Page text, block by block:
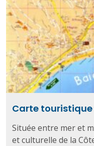
Carte touristique
Située entre mer et
et culturelle de la